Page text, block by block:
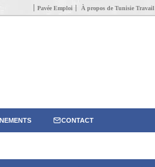
Pavée Emploi À propos de Tunisie Travail
CONTACT